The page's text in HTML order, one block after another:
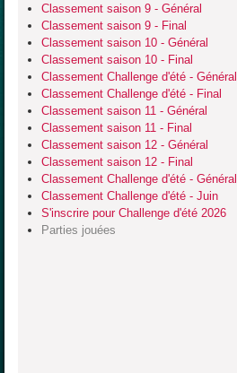
Classement saison 9 - Général
Classement saison 9 - Final
Classement saison 10 - Général
Classement saison 10 - Final
Classement Challenge d'été - Général
Classement Challenge d'été - Final
Classement saison 11 - Général
Classement saison 11 - Final
Classement saison 12 - Général
Classement saison 12 - Final
Classement Challenge d'été - Général
Classement Challenge d'été - Juin
S'inscrire pour Challenge d'été 2026
Parties jouées